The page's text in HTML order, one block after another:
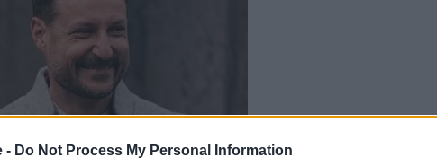
- Do Not Process My Personal Information